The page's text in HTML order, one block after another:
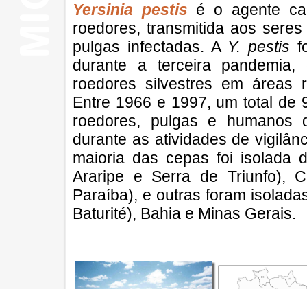
Yersinia pestis é o agente
roedores, transmitida aos
pulgas infectadas. A Y. pestis
durante a terceira
roedores silvestres em áreas
Entre 1966 e 1997, um total de
roedores, pulgas e humanos
durante as atividades de
maioria das cepas foi isolada
Araripe e Serra de Triunfo),
Paraíba), e outras foram
Baturité), Bahia e Minas Gerais.